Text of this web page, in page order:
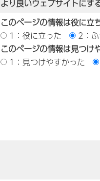
より良いウェブサイトにす
このページの情報は役に立
1：役に立った
2：
このページの情報は見つけ
1：見つけやすかった